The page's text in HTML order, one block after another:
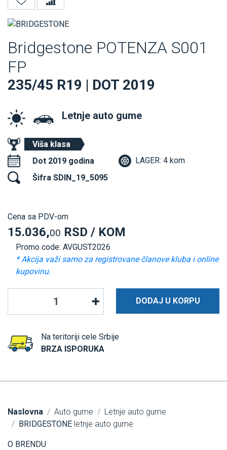
Bridgestone POTENZA S001
FP
235/45 R19 | DOT 2019
Letnje auto gume
Viša klasa
Dot 2019 godina
LAGER: 4 kom
Šifra SDIN_19_5095
Cena sa PDV-om
15.036,00 RSD / KOM
Promo code: AVGUST2026
* Akcija važi samo za registrovane članove kluba i online
kupovinu.
DODAJ U KORPU
Na teritoriji cele Srbije
BRZA ISPORUKA
Naslovna Auto gume
Letnje auto gume
BRIDGESTONE letnje auto gume
O BRENDU